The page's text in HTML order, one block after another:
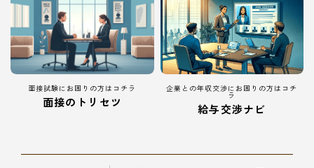
面接試験にお困りの方はコチラ
面接のトリセツ
企業との年収交渉にお困りの方はコチ
ラ
給与交渉ナビ